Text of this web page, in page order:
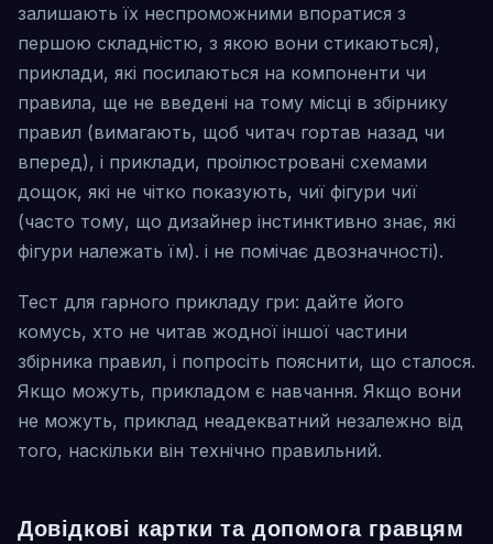
залишають їх неспроможними впоратися з
першою складністю, з якою вони стикаються),
приклади, які посилаються на компоненти чи
правила, ще не введені на тому місці в збірнику
правил (вимагають, щоб читач гортав назад чи
вперед), і приклади, проілюстровані схемами
дощок, які не чітко показують, чиї фігури чиї
(часто тому, що дизайнер інстинктивно знає, які
фігури належать їм). і не помічає двозначності).
Тест для гарного прикладу гри: дайте його
комусь, хто не читав жодної іншої частини
збірника правил, і попросіть пояснити, що сталося.
Якщо можуть, прикладом є навчання. Якщо вони
не можуть, приклад неадекватний незалежно від
того, наскільки він технічно правильний.
Довідкові картки та допомога гравцям